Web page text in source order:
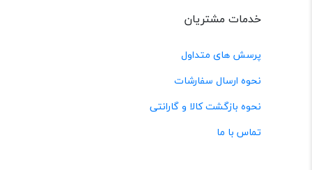
خدمات مشتریان
پرسش های متداول
نحوه ارسال سفارشات
نحوه بازگشت کالا و گارانتی
تماس با ما